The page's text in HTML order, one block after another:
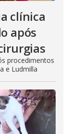
clínica
após
procedimentos
e Ludmilla